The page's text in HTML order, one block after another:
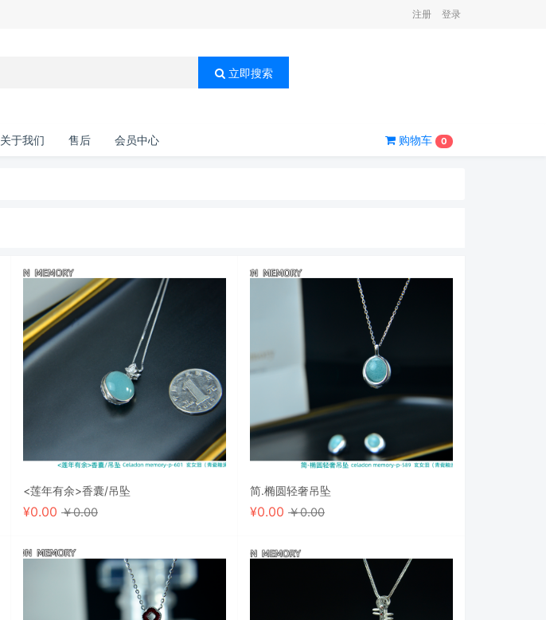
注册 登录
立即搜索
关于我们 售后 会员中心 购物车 0
<莲年有余>香囊/吊坠
¥0.00 ￥0.00
简.椭圆轻奢吊坠
¥0.00 ￥0.00